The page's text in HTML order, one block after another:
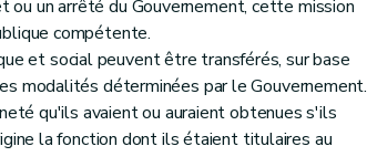
ou un arrêté du Gouvernement, cette mission
compétente.
et social peuvent être transférés, sur base
modalités déterminées par le Gouvernement.
qu'ils avaient ou auraient obtenues s'ils
la fonction dont ils étaient titulaires au